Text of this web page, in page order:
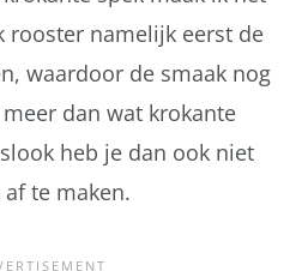
rooster namelijk eerst de
waardoor de smaak nog
dan wat krokante
heb je dan ook niet
te maken.